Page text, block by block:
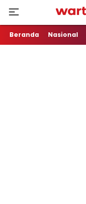
Beranda Nasional